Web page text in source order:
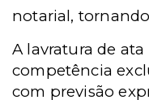
notarial,
A lavratura de
competência
com previsão